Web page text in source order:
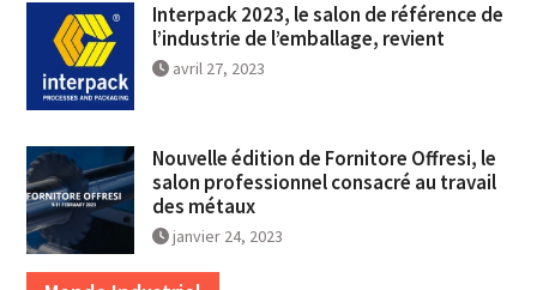
Interpack 2023, le salon de référence de
l’industrie de l’emballage, revient
avril 27, 2023
Nouvelle édition de Fornitore Offresi, le
salon professionnel consacré au travail
des métaux
janvier 24, 2023